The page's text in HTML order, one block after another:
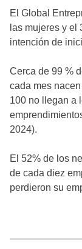
El Global
las mujeres y el
intención de
Cerca de 99 %
cada mes
100 no llegan a
2024).
El 52% de los
de cada diez
perdieron su